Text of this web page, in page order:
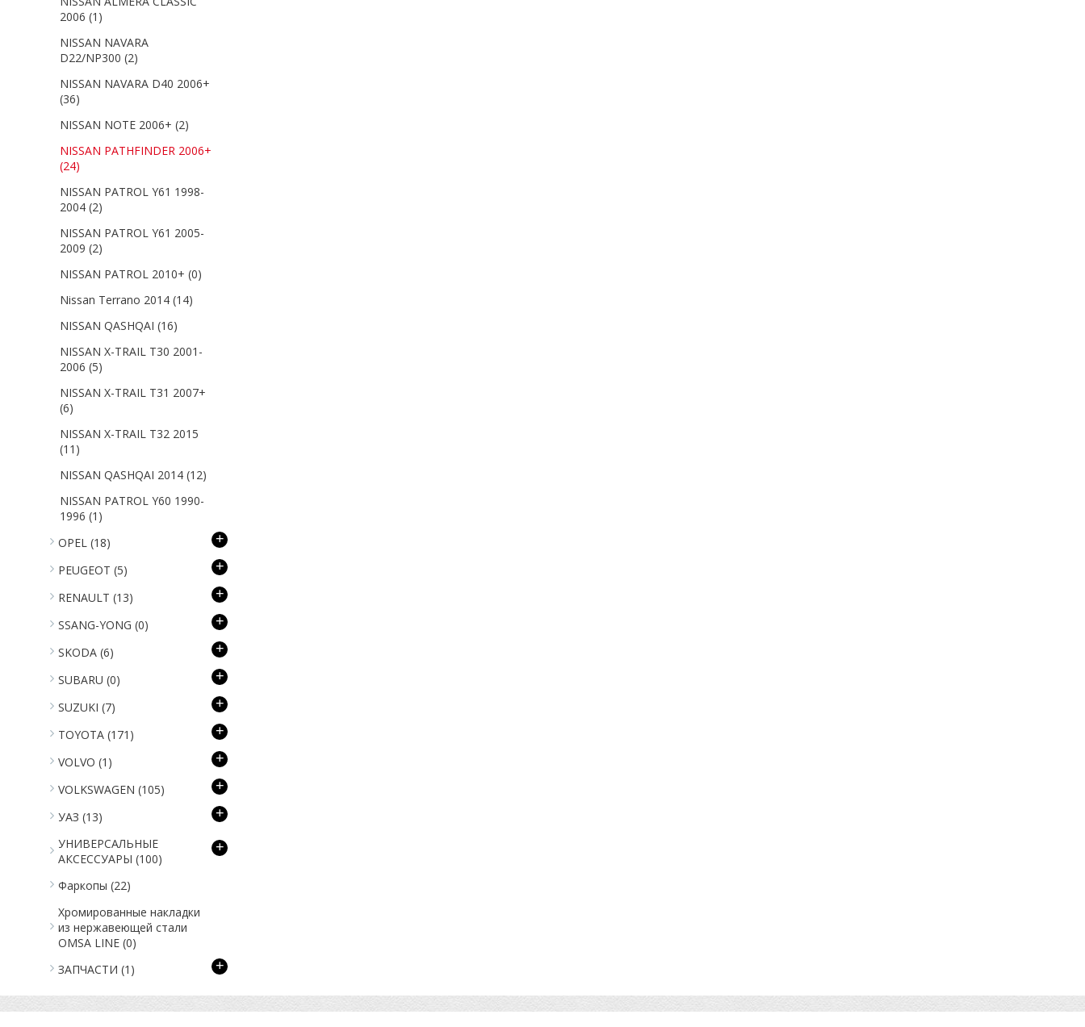
2006 (1)
NISSAN NAVARA
D22/NP300 (2)
NISSAN NAVARA D40 2006+
(36)
NISSAN NOTE 2006+ (2)
NISSAN PATHFINDER 2006+
(24)
NISSAN PATROL Y61 1998-
2004 (2)
NISSAN PATROL Y61 2005-
2009 (2)
NISSAN PATROL 2010+ (0)
Nissan Terrano 2014 (14)
NISSAN QASHQAI (16)
NISSAN X-TRAIL T30 2001-
2006 (5)
NISSAN X-TRAIL T31 2007+
(6)
NISSAN X-TRAIL T32 2015
(11)
NISSAN QASHQAI 2014 (12)
NISSAN PATROL Y60 1990-
1996 (1)
OPEL (18) +
PEUGEOT (5) +
RENAULT (13) +
SSANG-YONG (0) +
SKODA (6) +
SUBARU (0) +
SUZUKI (7) +
TOYOTA (171) +
VOLVO (1) +
VOLKSWAGEN (105) +
УАЗ (13) +
УНИВЕРСАЛЬНЫЕ
АКСЕССУАРЫ (100)
+
Фаркопы (22)
Хромированные накладки
из нержавеющей стали
OMSA LINE (0)
ЗАПЧАСТИ (1) +